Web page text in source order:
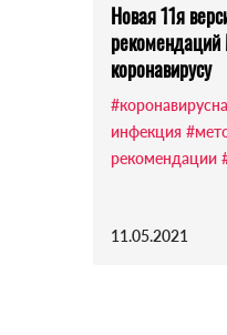
Новая 11я
коронавирусу
инфекция
рекомендации
11.05.2021